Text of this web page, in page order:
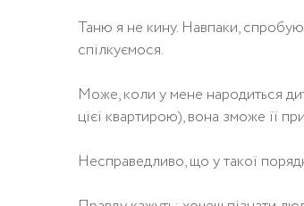
Таню я не кину. Навпаки, спробую
спілкуємося.
Може, коли у мене народиться
цієї квартирою), вона зможе її
Несправедливо, що у такої